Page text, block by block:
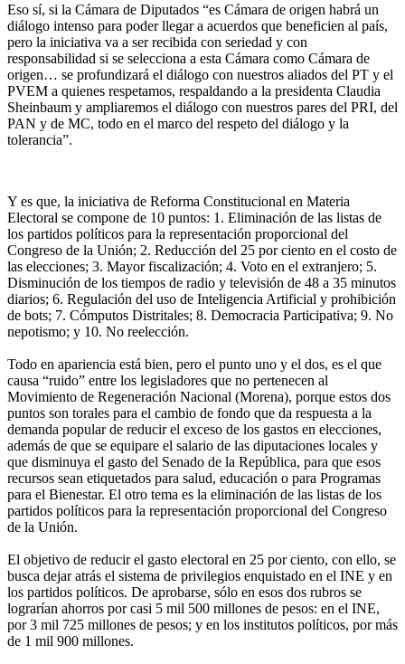
Eso sí, si la Cámara de Diputados “es Cámara de origen habrá un
diálogo intenso para poder llegar a acuerdos que beneficien al país,
pero la iniciativa va a ser recibida con seriedad y con
responsabilidad si se selecciona a esta Cámara como Cámara de
origen… se profundizará el diálogo con nuestros aliados del PT y el
PVEM a quienes respetamos, respaldando a la presidenta Claudia
Sheinbaum y ampliaremos el diálogo con nuestros pares del PRI, del
PAN y de MC, todo en el marco del respeto del diálogo y la
tolerancia”.
Y es que, la iniciativa de Reforma Constitucional en Materia
Electoral se compone de 10 puntos: 1. Eliminación de las listas de
los partidos políticos para la representación proporcional del
Congreso de la Unión; 2. Reducción del 25 por ciento en el costo de
las elecciones; 3. Mayor fiscalización; 4. Voto en el extranjero; 5.
Disminución de los tiempos de radio y televisión de 48 a 35 minutos
diarios; 6. Regulación del uso de Inteligencia Artificial y prohibición
de bots; 7. Cómputos Distritales; 8. Democracia Participativa; 9. No
nepotismo; y 10. No reelección.
Todo en apariencia está bien, pero el punto uno y el dos, es el que
causa “ruido” entre los legisladores que no pertenecen al
Movimiento de Regeneración Nacional (Morena), porque estos dos
puntos son torales para el cambio de fondo que da respuesta a la
demanda popular de reducir el exceso de los gastos en elecciones,
además de que se equipare el salario de las diputaciones locales y
que disminuya el gasto del Senado de la República, para que esos
recursos sean etiquetados para salud, educación o para Programas
para el Bienestar. El otro tema es la eliminación de las listas de los
partidos políticos para la representación proporcional del Congreso
de la Unión.
El objetivo de reducir el gasto electoral en 25 por ciento, con ello, se
busca dejar atrás el sistema de privilegios enquistado en el INE y en
los partidos políticos. De aprobarse, sólo en esos dos rubros se
lograrían ahorros por casi 5 mil 500 millones de pesos: en el INE,
por 3 mil 725 millones de pesos; y en los institutos políticos, por más
de 1 mil 900 millones.